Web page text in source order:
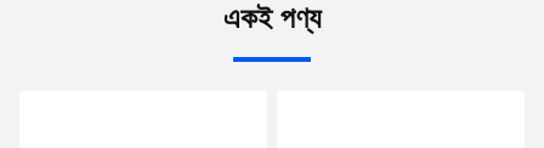
একই পণ্য